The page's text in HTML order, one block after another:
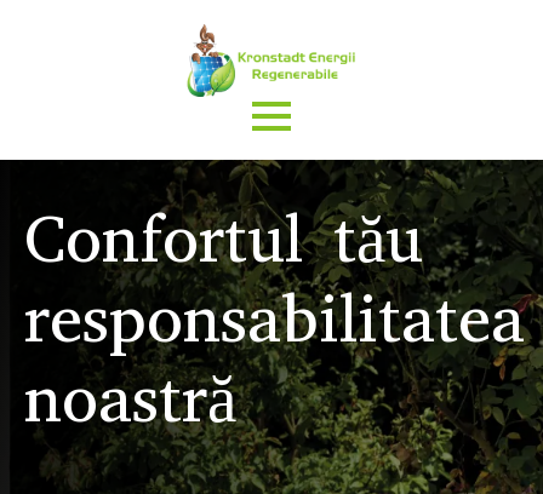
Confortul tău
responsabilitatea
noastră